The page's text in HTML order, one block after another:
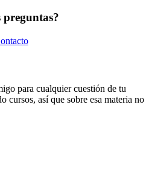
preguntas?
para cualquier cuestión de tu
cursos, así que sobre esa materia no